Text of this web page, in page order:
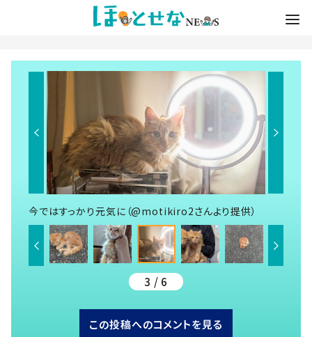
今ではすっかり元気に（@motikiro2さんより提供）
3 / 6
この投稿へのコメントを見る